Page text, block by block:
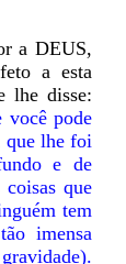
a DEUS,
a esta
lhe disse:
você pode
que lhe foi
e de
que
tem
imensa